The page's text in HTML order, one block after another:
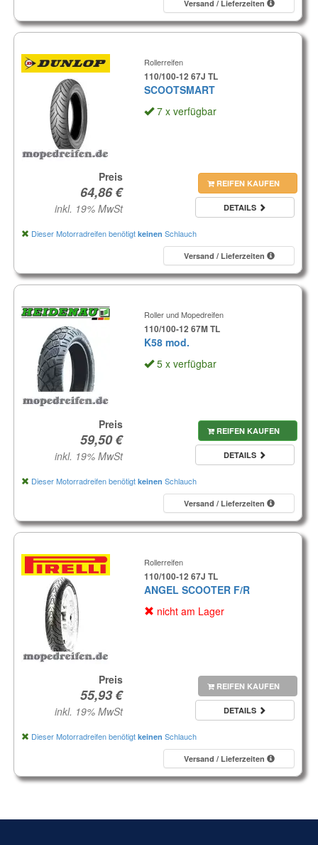
Versand / Lieferzeiten
Rollerreifen
110/100-12 67J TL
SCOOTSMART
7 x verfügbar
Preis
inkl. 19% MwSt
REIFEN KAUFEN
DETAILS
Dieser Motorradreifen benötigt keinen Schlauch
Versand / Lieferzeiten
Roller und Mopedreifen
110/100-12 67M TL
K58 mod.
5 x verfügbar
Preis
inkl. 19% MwSt
REIFEN KAUFEN
DETAILS
Dieser Motorradreifen benötigt keinen Schlauch
Versand / Lieferzeiten
Rollerreifen
110/100-12 67J TL
ANGEL SCOOTER F/R
nicht am Lager
Preis
inkl. 19% MwSt
REIFEN KAUFEN
DETAILS
Dieser Motorradreifen benötigt keinen Schlauch
Versand / Lieferzeiten